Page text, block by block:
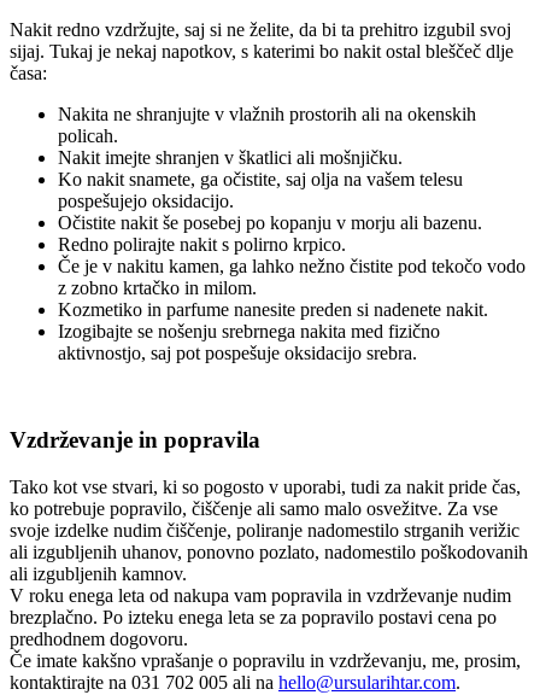
Nakit redno vzdržujte, saj si ne želite, da bi ta prehitro izgubil svoj
sijaj. Tukaj je nekaj napotkov, s katerimi bo nakit ostal bleščeč dlje
časa:
Nakita ne shranjujte v vlažnih prostorih ali na okenskih
policah.
Nakit imejte shranjen v škatlici ali mošnjičku.
Ko nakit snamete, ga očistite, saj olja na vašem telesu
pospešujejo oksidacijo.
Očistite nakit še posebej po kopanju v morju ali bazenu.
Redno polirajte nakit s polirno krpico.
Če je v nakitu kamen, ga lahko nežno čistite pod tekočo vodo
z zobno krtačko in milom.
Kozmetiko in parfume nanesite preden si nadenete nakit.
Izogibajte se nošenju srebrnega nakita med fizično
aktivnostjo, saj pot pospešuje oksidacijo srebra.
Vzdrževanje in popravila
Tako kot vse stvari, ki so pogosto v uporabi, tudi za nakit pride čas,
ko potrebuje popravilo, čiščenje ali samo malo osvežitve. Za vse
svoje izdelke nudim čiščenje, poliranje nadomestilo strganih verižic
ali izgubljenih uhanov, ponovno pozlato, nadomestilo poškodovanih
ali izgubljenih kamnov.
V roku enega leta od nakupa vam popravila in vzdrževanje nudim
brezplačno. Po izteku enega leta se za popravilo postavi cena po
predhodnem dogovoru.
Če imate kakšno vprašanje o popravilu in vzdrževanju, me, prosim,
kontaktirajte na 031 702 005 ali na hello@ursularihtar.com.